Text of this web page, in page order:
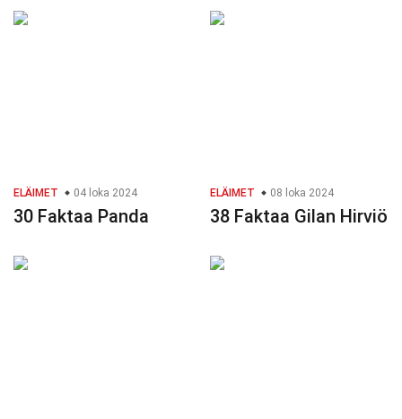
ELÄIMET 04 loka 2024
30 Faktaa Panda
ELÄIMET 08 loka 2024
38 Faktaa Gilan Hirviö